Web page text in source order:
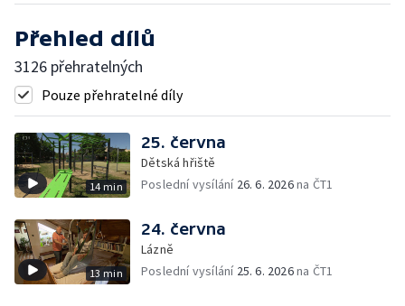
Přehled dílů
3126 přehratelných
Pouze přehratelné díly
14 min
25. června
Dětská hřiště
Poslední vysílání 26. 6. 2026na ČT1
13 min
24. června
Lázně
Poslední vysílání 25. 6. 2026na ČT1